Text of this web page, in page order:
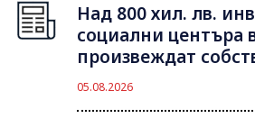
Над 800 хил. лв.
социални центъра
произвеждат
05.08.2026